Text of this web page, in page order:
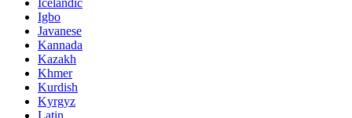
Icelandic
Igbo
Javanese
Kannada
Kazakh
Khmer
Kurdish
Kyrgyz
Latin